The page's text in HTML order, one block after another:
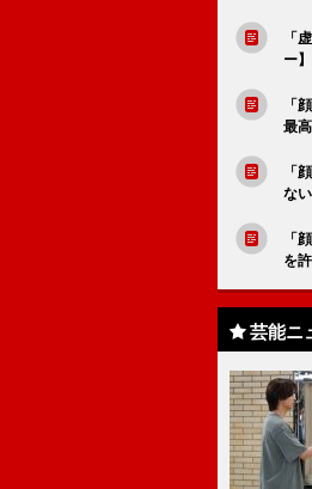
「
ー】
「
最高
「
ない
「
を
芸能ニ